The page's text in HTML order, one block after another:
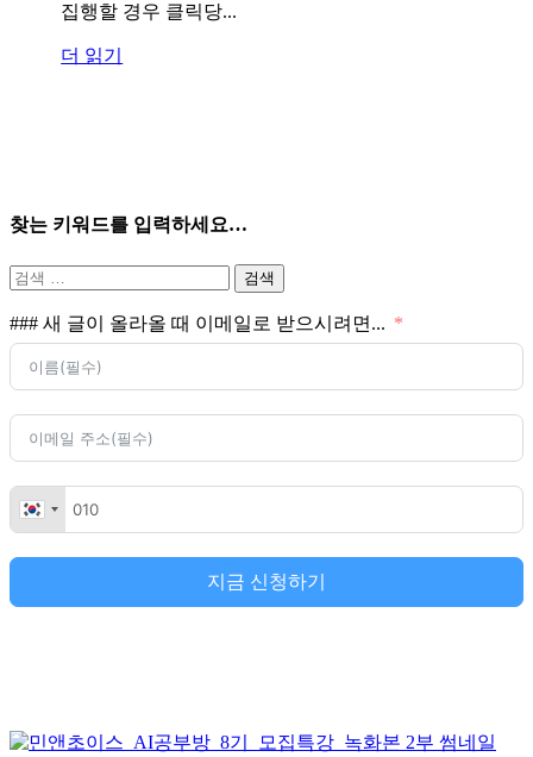
집행할 경우 클릭당...
더 읽기
찾는 키워드를 입력하세요…
검
### 새 글이 올라올 때 이메일로 받으시려면...
지금 신청하기